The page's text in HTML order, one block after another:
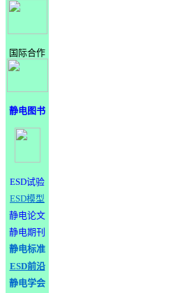
国际合作
静电图书
ESD试验
ESD模型
静电论文
静电期刊
静电标准
ESD前沿
静电学会